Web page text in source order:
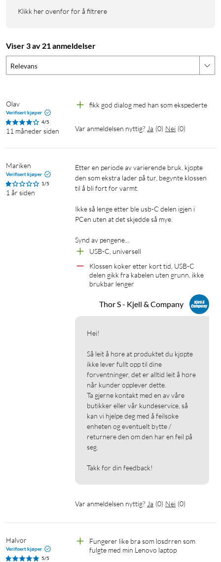
Klikk her ovenfor for å filtrere
Viser 3 av 21 anmeldelser
Relevans
Olav
Verifisert kjøper
4/5
11 måneder siden
fikk god dialog med han som ekspederte
Var anmeldelsen nyttig? Ja (0) Nei (0)
Mariken
Verifisert kjøper
1/5
1 år siden
Etter en periode av varierende bruk, kjøpte
den som ekstra lader på tur, begynte klossen
til å bli fort for varmt.
Ikke så lenge etter ble usb-C delen igjen i
PCen uten at det skjedde så mye.
Synd av pengene...
USB-C, universell
Klossen koker etter kort tid, USB-C
delen gikk fra kabelen uten grunn, ikke
brukbar lenger
Thor S - Kjell & Company
Hei!
Så leit å høre at produktet du kjøpte
ikke lever fullt opp til dine
forventninger, det er alltid leit å høre
når kunder opplever dette.
Ta gjerne kontakt med en av våre
butikker eller vår kundeservice, så
kan vi hjelpe deg med å feilsøke
enheten og eventuelt bytte /
returnere den om den har en feil på
seg.
Takk for din feedback!
Var anmeldelsen nyttig? Ja (0) Nei (0)
Halvor
Verifisert kjøper
5/5
Fungerer like bra som løsdrren som
fulgte med min Lenovo laptop